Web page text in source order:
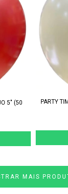
5" (50
PARTY
MAIS